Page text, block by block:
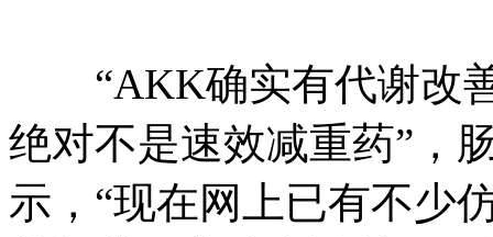
“AKK确实有代谢改善
绝对不是速效减重药”，
示，“现在网上已有不少